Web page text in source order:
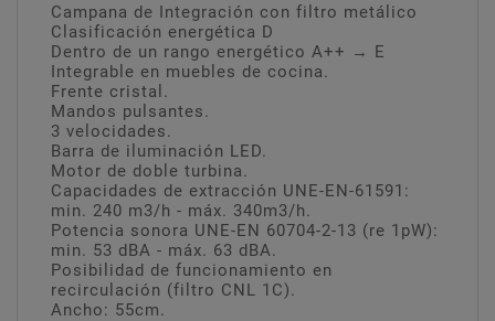
Campana de Integración con filtro metálico
Clasificación energética D
Dentro de un rango energético A++ → E
Integrable en muebles de cocina.
Frente cristal.
Mandos pulsantes.
3 velocidades.
Barra de iluminación LED.
Motor de doble turbina.
Capacidades de extracción UNE-EN-61591:
min. 240 m3/h - máx. 340m3/h.
Potencia sonora UNE-EN 60704-2-13 (re 1pW):
min. 53 dBA - máx. 63 dBA.
Posibilidad de funcionamiento en
recirculación (filtro CNL 1C).
Ancho: 55cm.